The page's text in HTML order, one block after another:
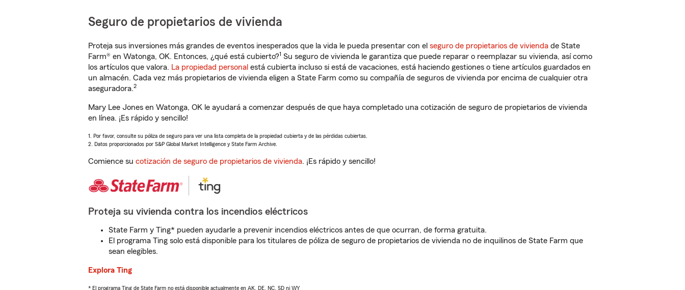
Seguro de propietarios de vivienda
Proteja sus inversiones más grandes de eventos inesperados que la vida le pueda presentar con el seguro de propietarios de vivienda de State
Farm® en Watonga, OK. Entonces, ¿qué está cubierto?1 Su seguro de vivienda le garantiza que puede reparar o reemplazar su vivienda, así como
los artículos que valora. La propiedad personal está cubierta incluso si está de vacaciones, está haciendo gestiones o tiene artículos guardados en
un almacén. Cada vez más propietarios de vivienda eligen a State Farm como su compañía de seguros de vivienda por encima de cualquier otra
aseguradora.2
Mary Lee Jones en Watonga, OK le ayudará a comenzar después de que haya completado una cotización de seguro de propietarios de vivienda
en línea. ¡Es rápido y sencillo!
1. Por favor, consulte su póliza de seguro para ver una lista completa de la propiedad cubierta y de las pérdidas cubiertas.
2. Datos proporcionados por S&P Global Market Intelligence y State Farm Archive.
Comience su cotización de seguro de propietarios de vivienda. ¡Es rápido y sencillo!
Proteja su vivienda contra los incendios eléctricos
State Farm y Ting* pueden ayudarle a prevenir incendios eléctricos antes de que ocurran, de forma gratuita.
El programa Ting solo está disponible para los titulares de póliza de seguro de propietarios de vivienda no de inquilinos de State Farm que
sean elegibles.
Explora Ting
* El programa Ting de State Farm no está disponible actualmente en AK, DE, NC, SD ni WY